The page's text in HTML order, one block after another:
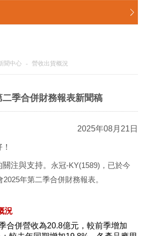

聞中心 - 營收出貨概況
二季合併財務報表新聞稿
2025年08月21日
注與支持。 永冠-KY(1589)，已於今
年第二季合併財務報表。
況
合併營收為20.8億元，較前季增加